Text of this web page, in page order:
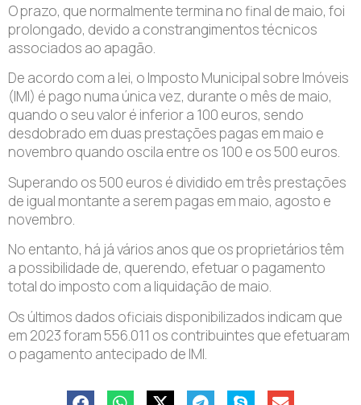
O prazo, que normalmente termina no final de maio, foi
prolongado, devido a constrangimentos técnicos
associados ao apagão.
De acordo com a lei, o Imposto Municipal sobre Imóveis
(IMI) é pago numa única vez, durante o mês de maio,
quando o seu valor é inferior a 100 euros, sendo
desdobrado em duas prestações pagas em maio e
novembro quando oscila entre os 100 e os 500 euros.
Superando os 500 euros é dividido em três prestações
de igual montante a serem pagas em maio, agosto e
novembro.
No entanto, há já vários anos que os proprietários têm
a possibilidade de, querendo, efetuar o pagamento
total do imposto com a liquidação de maio.
Os últimos dados oficiais disponibilizados indicam que
em 2023 foram 556.011 os contribuintes que efetuaram
o pagamento antecipado de IMI.